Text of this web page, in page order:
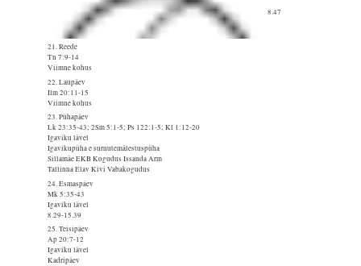
8.47
21. Reede
Tn 7:9-14
Viimne kohus
22. Laupäev
Ilm 20:11-15
Viimne kohus
23. Pühapäev
Lk 23:35-43; 2Sm 5:1-5; Ps 122:1-5; Kl 1:12-20
Igaviku lävel
Igavikupüha e surnutemälestuspüha
Sillamäe EKB Kogudus Issanda Arm
Tallinna Elav Kivi Vabakogudus
24. Esmaspäev
Mk 5:35-43
Igaviku lävel
8.29-15.39
25. Teisipäev
Ap 20:7-12
Igaviku lävel
Kadripäev